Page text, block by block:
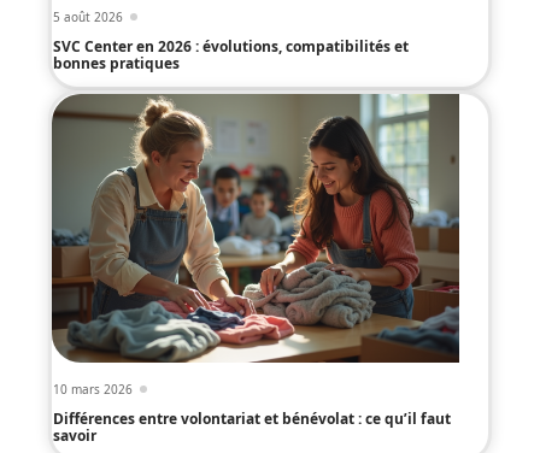
5 août 2026
SVC Center en 2026 : évolutions, compatibilités et
bonnes pratiques
10 mars 2026
Différences entre volontariat et bénévolat : ce qu’il faut
savoir